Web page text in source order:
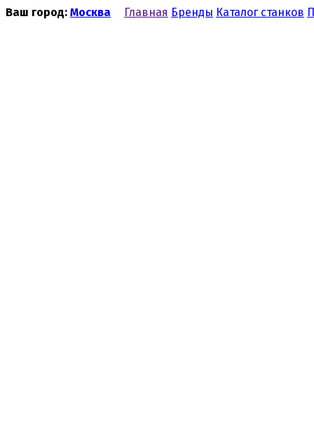
Ваш город: Москва Главная Бренды Каталог станков